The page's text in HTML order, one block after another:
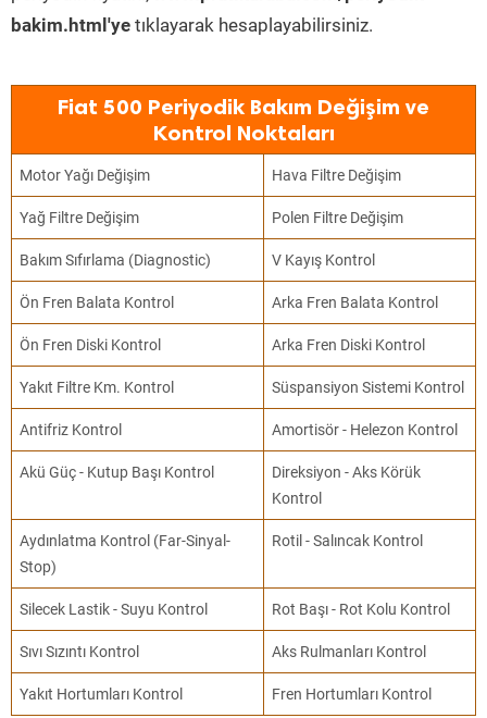
bakim.html'ye tıklayarak hesaplayabilirsiniz.
Fiat 500 Periyodik Bakım Değişim ve
Kontrol Noktaları
Motor Yağı Değişim Hava Filtre Değişim
Yağ Filtre Değişim Polen Filtre Değişim
Bakım Sıfırlama (Diagnostic) V Kayış Kontrol
Ön Fren Balata Kontrol Arka Fren Balata Kontrol
Ön Fren Diski Kontrol Arka Fren Diski Kontrol
Yakıt Filtre Km. Kontrol Süspansiyon Sistemi Kontrol
Antifriz Kontrol Amortisör - Helezon Kontrol
Akü Güç - Kutup Başı Kontrol
Direksiyon - Aks Körük
Kontrol
Aydınlatma Kontrol (Far-Sinyal-
Stop)
Rotil - Salıncak Kontrol
Silecek Lastik - Suyu Kontrol Rot Başı - Rot Kolu Kontrol
Sıvı Sızıntı Kontrol Aks Rulmanları Kontrol
Yakıt Hortumları Kontrol Fren Hortumları Kontrol